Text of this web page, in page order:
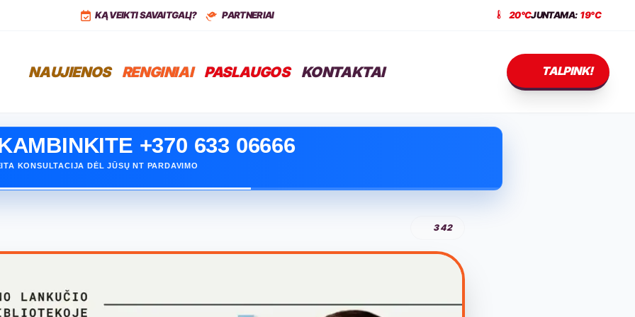
+37068399766KĄ VEIKTI SAVAITGALĮ? PARTNERIAI 20°CJUNTAMA: 19°C
NAUJIENOS RENGINIAI PASLAUGOS KONTAKTAI TALPINK!
+370 633 06666
KONSULTACIJA DĖL JŪSŲ NT PARDAVIMO
PARDUOTI SAVO NT?
KAIP GALIME PADĖTI PARDUOTI GREIČIAU
342